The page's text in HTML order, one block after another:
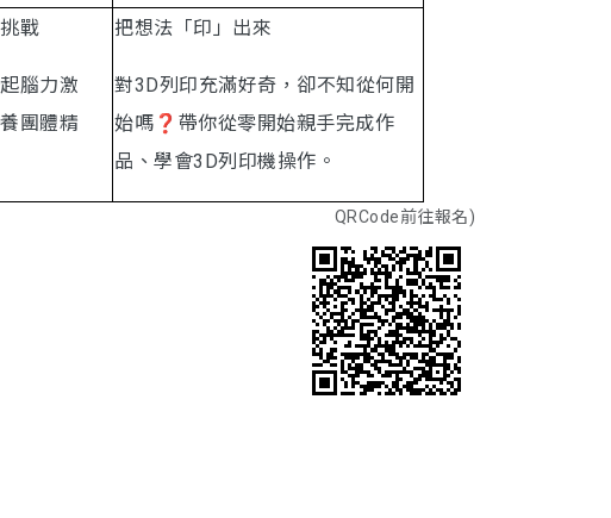
戰
腦力激
團體精
把想法「印」出來
對3D列印充滿好奇，卻不知從何開
始嗎❓帶你從零開始親手完成作
品、學會3D列印機操作。
QRCode前往報名)